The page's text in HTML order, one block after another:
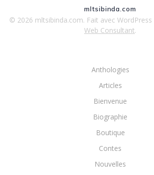
mltsibinda.com
© 2026 mltsibinda.com. Fait avec
Web Consultant.
Anthologies
Articles
Bienvenue
Biographie
Boutique
Contes
Nouvelles